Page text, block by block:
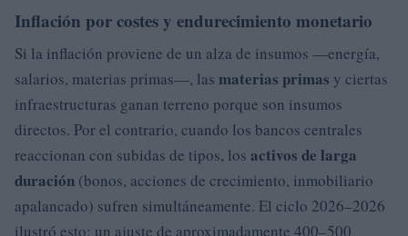
Inflación por costes y endurecimiento monetario
Si la inflación proviene de un alza de insumos —energía,
salarios, materias primas—, las materias primas y ciertas
infraestructuras ganan terreno porque son insumos
directos. Por el contrario, cuando los bancos centrales
reaccionan con subidas de tipos, los activos de larga
duración (bonos, acciones de crecimiento, inmobiliario
apalancado) sufren simultáneamente. El ciclo 2026–2026
ilustró esto: un ajuste de aproximadamente 400–500